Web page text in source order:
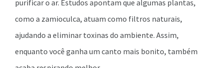
purificar o ar. Estudos apontam que algumas plantas,
como a zamioculca, atuam como filtros naturais,
ajudando a eliminar toxinas do ambiente. Assim,
enquanto você ganha um canto mais bonito, também